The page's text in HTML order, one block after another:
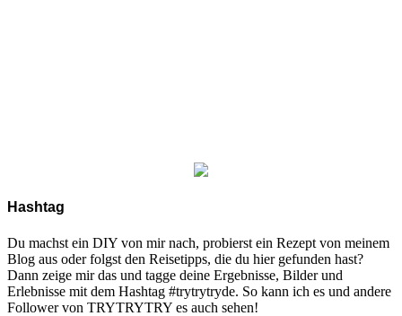
Hashtag
Du machst ein DIY von mir nach, probierst ein Rezept von meinem
Blog aus oder folgst den Reisetipps, die du hier gefunden hast?
Dann zeige mir das und tagge deine Ergebnisse, Bilder und
Erlebnisse mit dem Hashtag #trytrytryde. So kann ich es und andere
Follower von TRYTRYTRY es auch sehen!